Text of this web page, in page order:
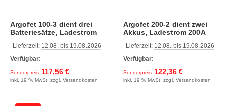
Argofet 100-3 dient drei
Batteriesätze, Ladestrom
Lieferzeit: 12.08. bis 19.08.2026
Verfügbar:
Sonderpreis 117,56 €
inkl. 19 % MwSt. zzgl. Versandkosten
Argofet 200-2 dient zwei
Akkus, Ladestrom 200A
Lieferzeit: 12.08. bis 19.08.2026
Verfügbar:
Sonderpreis 122,36 €
inkl. 19 % MwSt. zzgl. Versandkosten